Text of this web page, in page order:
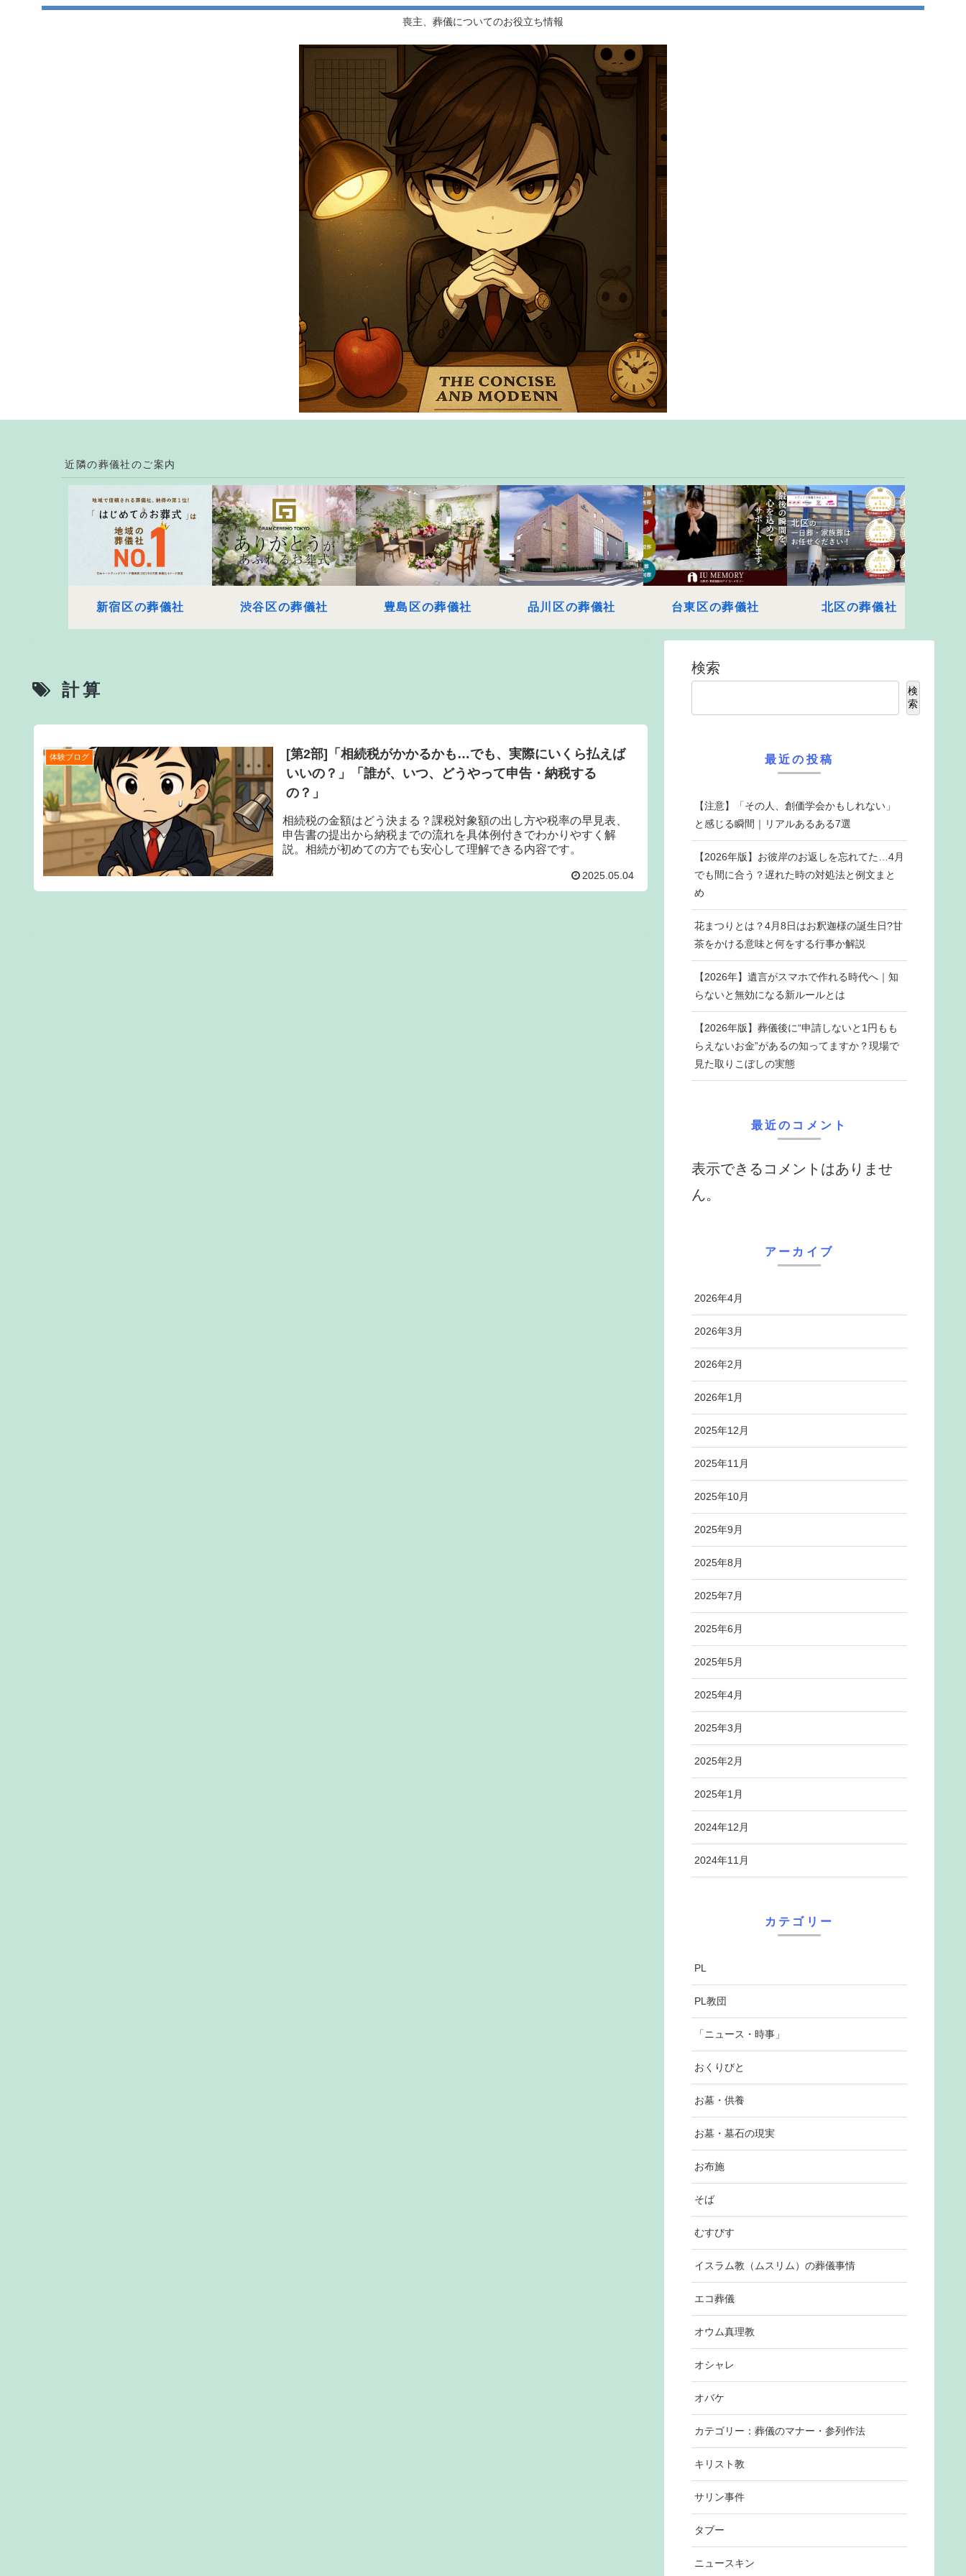
喪主、葬儀についてのお役立ち情報
近隣の葬儀社のご案内
新宿区の葬儀社 渋谷区の葬儀社 豊島区の葬儀社 品川区の葬儀社 台東区の葬儀社 北区の葬儀社
計算
体験ブログ
[第2部]「相続税がかかるかも…でも、実際にいくら払えば
いいの？」「誰が、いつ、どうやって申告・納税する
の？」
相続税の金額はどう決まる？課税対象額の出し方や税率の早見表、
申告書の提出から納税までの流れを具体例付きでわかりやすく解
説。相続が初めての方でも安心して理解できる内容です。
2025.05.04
検索
検
索
最近の投稿
【注意】「その人、創価学会かもしれない」
と感じる瞬間｜リアルあるある7選
【2026年版】お彼岸のお返しを忘れてた…4月
でも間に合う？遅れた時の対処法と例文まと
め
花まつりとは？4月8日はお釈迦様の誕生日?甘
茶をかける意味と何をする行事か解説
【2026年】遺言がスマホで作れる時代へ｜知
らないと無効になる新ルールとは
【2026年版】葬儀後に“申請しないと1円もも
らえないお金”があるの知ってますか？現場で
見た取りこぼしの実態
最近のコメント
表示できるコメントはありませ
ん。
アーカイブ
2026年4月
2026年3月
2026年2月
2026年1月
2025年12月
2025年11月
2025年10月
2025年9月
2025年8月
2025年7月
2025年6月
2025年5月
2025年4月
2025年3月
2025年2月
2025年1月
2024年12月
2024年11月
カテゴリー
PL
PL教団
「ニュース・時事」
おくりびと
お墓・供養
お墓・墓石の現実
お布施
そば
むすびす
イスラム教（ムスリム）の葬儀事情
エコ葬儀
オウム真理教
オシャレ
オバケ
カテゴリー：葬儀のマナー・参列作法
キリスト教
サリン事件
タブー
ニュースキン